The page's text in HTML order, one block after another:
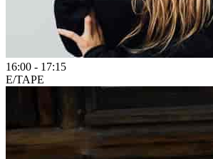
16:00 - 17:15
E/TAPE